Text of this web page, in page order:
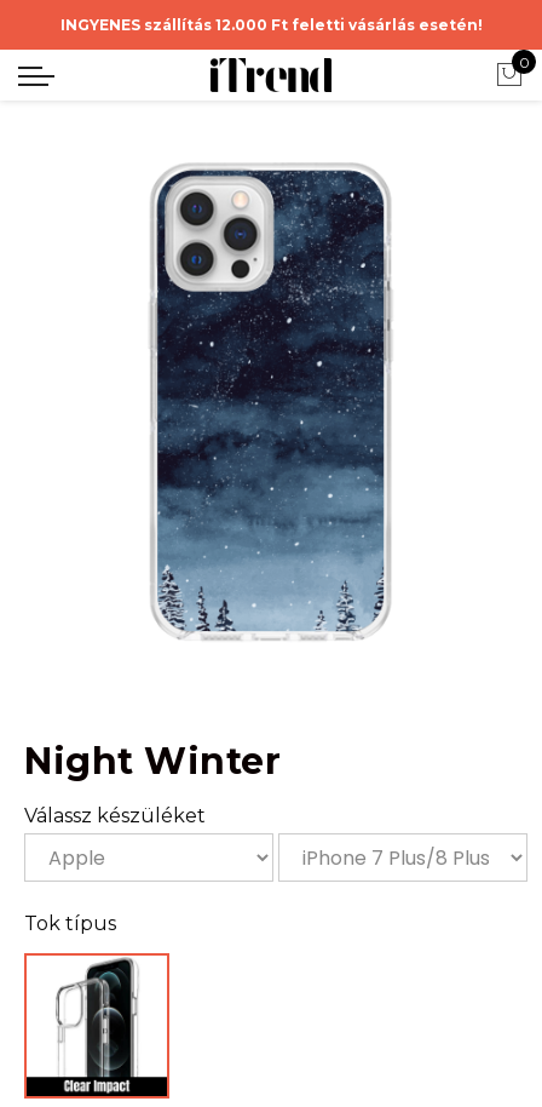
INGYENES szállítás 12.000 Ft feletti vásárlás esetén!
0
Night Winter
Válassz készüléket
Tok típus